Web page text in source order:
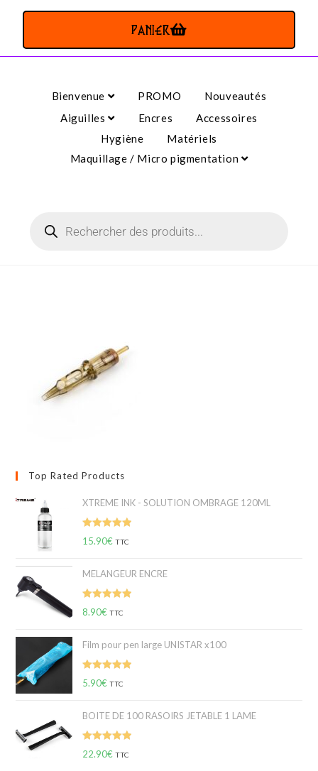
PANIER
Bienvenue PROMO
Nouveautés
Aiguilles
Encres
Accessoires
Hygiène
Matériels
Maquillage / Micro pigmentation
Top Rated Products
XTREME INK - SOLUTION OMBRAGE 120ML
Note5.00
15.90€ TTC
MELANGEUR ENCRE
Note 5.00
8.90€ TTC
Film pour pen large UNISTAR x100
Note 5.00
5.90€ TTC
BOITE DE 100 RASOIRS JETABLE 1 LAME
Note5.00
22.90€ TTC